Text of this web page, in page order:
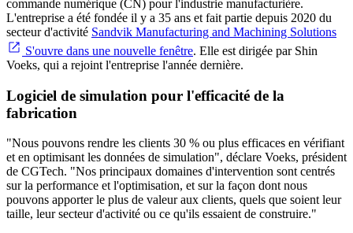
commande numérique (CN) pour l'industrie manufacturière.
L'entreprise a été fondée il y a 35 ans et fait partie depuis 2020 du
secteur d'activité Sandvik Manufacturing and Machining Solutions
S'ouvre dans une nouvelle fenêtre. Elle est dirigée par Shin
Voeks, qui a rejoint l'entreprise l'année dernière.
Logiciel de simulation pour l'efficacité de la
fabrication
"Nous pouvons rendre les clients 30 % ou plus efficaces en vérifiant
et en optimisant les données de simulation", déclare Voeks, président
de CGTech. "Nos principaux domaines d'intervention sont centrés
sur la performance et l'optimisation, et sur la façon dont nous
pouvons apporter le plus de valeur aux clients, quels que soient leur
taille, leur secteur d'activité ou ce qu'ils essaient de construire."